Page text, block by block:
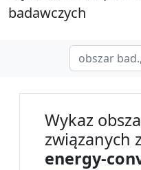
badawczych
Wykaz
związanych
energy-